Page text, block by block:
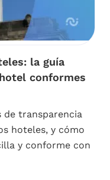
la guía
conformes
de transparencia
hoteles, y cómo
y conforme con